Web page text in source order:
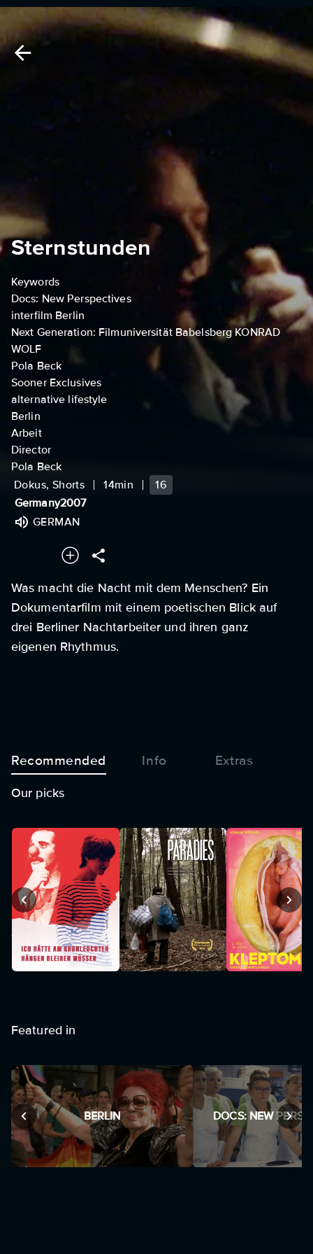
Sternstunden
Keywords
Docs: New Perspectives
interfilm Berlin
Next Generation: Filmuniversität Babelsberg KONRAD
WOLF
Pola Beck
Sooner Exclusives
alternative lifestyle
Berlin
Arbeit
Director
Pola Beck
Dokus, Shorts
14min
16
Germany2007
GERMAN
Was macht die Nacht mit dem Menschen? Ein
Dokumentarfilm mit einem poetischen Blick auf
drei Berliner Nachtarbeiter und ihren ganz
eigenen Rhythmus.
Recommended Info Extras
Our picks
Featured in
BERLIN DOCS: NEW